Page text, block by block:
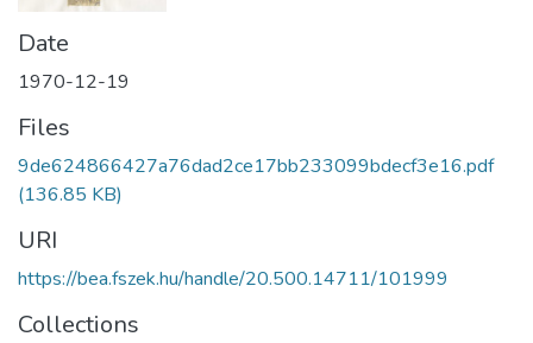
Date
1970-12-19
Files
9de624866427a76dad2ce17bb233099bdecf3e16.pdf
(136.85 KB)
URI
https://bea.fszek.hu/handle/20.500.14711/101999
Collections